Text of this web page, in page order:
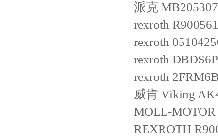
派克
rexroth
rexroth
rexroth
rexroth
威肯 Viking
MOLL-MOTOR
REXROTH